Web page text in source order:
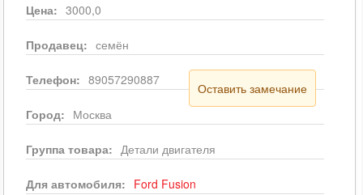
Цена: 3000,0
Продавец: семён
Телефон: 89057290887
Оставить замечание
Город: Москва
Группа товара: Детали двигателя
Для автомобиля: Ford Fusion